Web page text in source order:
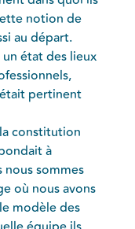
notion de
au départ.
état des lieux
pertinent
constitution
à
sommes
où nous avons
modèle des